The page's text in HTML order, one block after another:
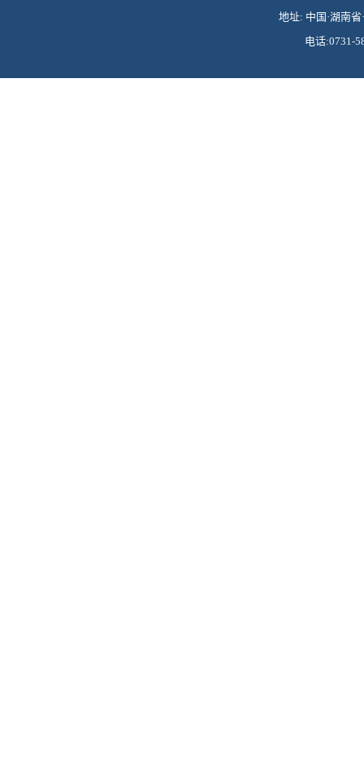
地址: 中国·湖南
电话:0731-